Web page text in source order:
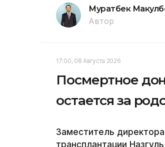
Муратбек
Автор
17:00, 08 Августа 2026
Посмертное
остается за
Заместитель
трансплантации